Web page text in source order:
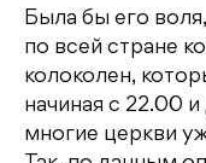
Была бы его
по всей стране
колоколен,
начиная с 22.00
многие церкви